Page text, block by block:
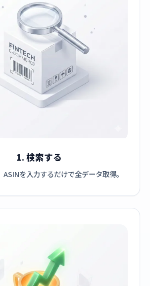
1. 検索する
を入力するだけで全データ取得。